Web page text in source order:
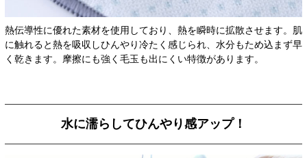
熱伝導性に優れた素材を使用しており、熱を瞬時に拡散させます。肌
に触れると熱を吸収しひんやり冷たく感じられ、水分もため込まず早
く乾きます。摩擦にも強く毛玉も出にくい特徴があります。
水に濡らしてひんやり感アップ！